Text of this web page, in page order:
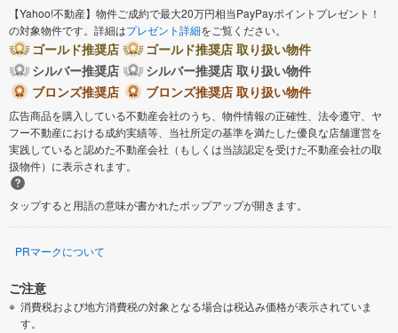
【Yahoo!不動産】物件ご成約で最大20万円相当PayPayポイントプレゼント！
の対象物件です。詳細はプレゼント詳細をご覧ください。
ゴールド推奨店
ゴールド推奨店 取り扱い物件
シルバー推奨店
シルバー推奨店 取り扱い物件
ブロンズ推奨店
ブロンズ推奨店 取り扱い物件
広告商品を購入している不動産会社のうち、物件情報の正確性、法令遵守、ヤ
フー不動産における成約実績等、当社所定の基準を満たした優良な店舗運営を
実践していると認めた不動産会社（もしくは当該認定を受けた不動産会社の取
扱物件）に表示されます。
タップすると用語の意味が書かれたポップアップが開きます。
PRマークについて
ご注意
消費税および地方消費税の対象となる場合は税込み価格が表示されていま
す。